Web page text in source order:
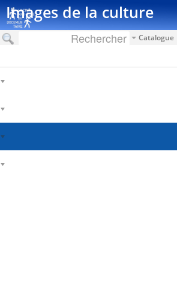
Images de la culture
Catalogue